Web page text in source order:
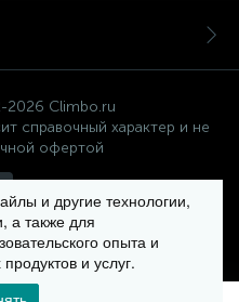
2026 Climbo.ru
справочный характер и не
офертой
обработки персональных
и другие технологии,
а также для
опыта и
и услуг.